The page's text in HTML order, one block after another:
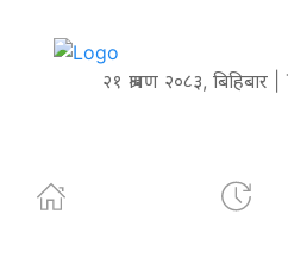
२१ श्रावण २०८३,